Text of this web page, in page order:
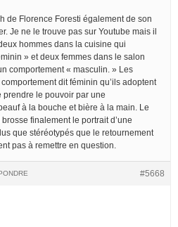
de Florence Foresti également de son
Je ne le trouve pas sur Youtube mais il
hommes dans la cuisine qui
» et deux femmes dans le salon
comportement « masculin. » Les
dit féminin qu’ils adoptent
prendre le pouvoir par une
à la bouche et bière à la main. Le
finalement le portrait d’une
que stéréotypés que le retournement
pas à remettre en question.
#5668